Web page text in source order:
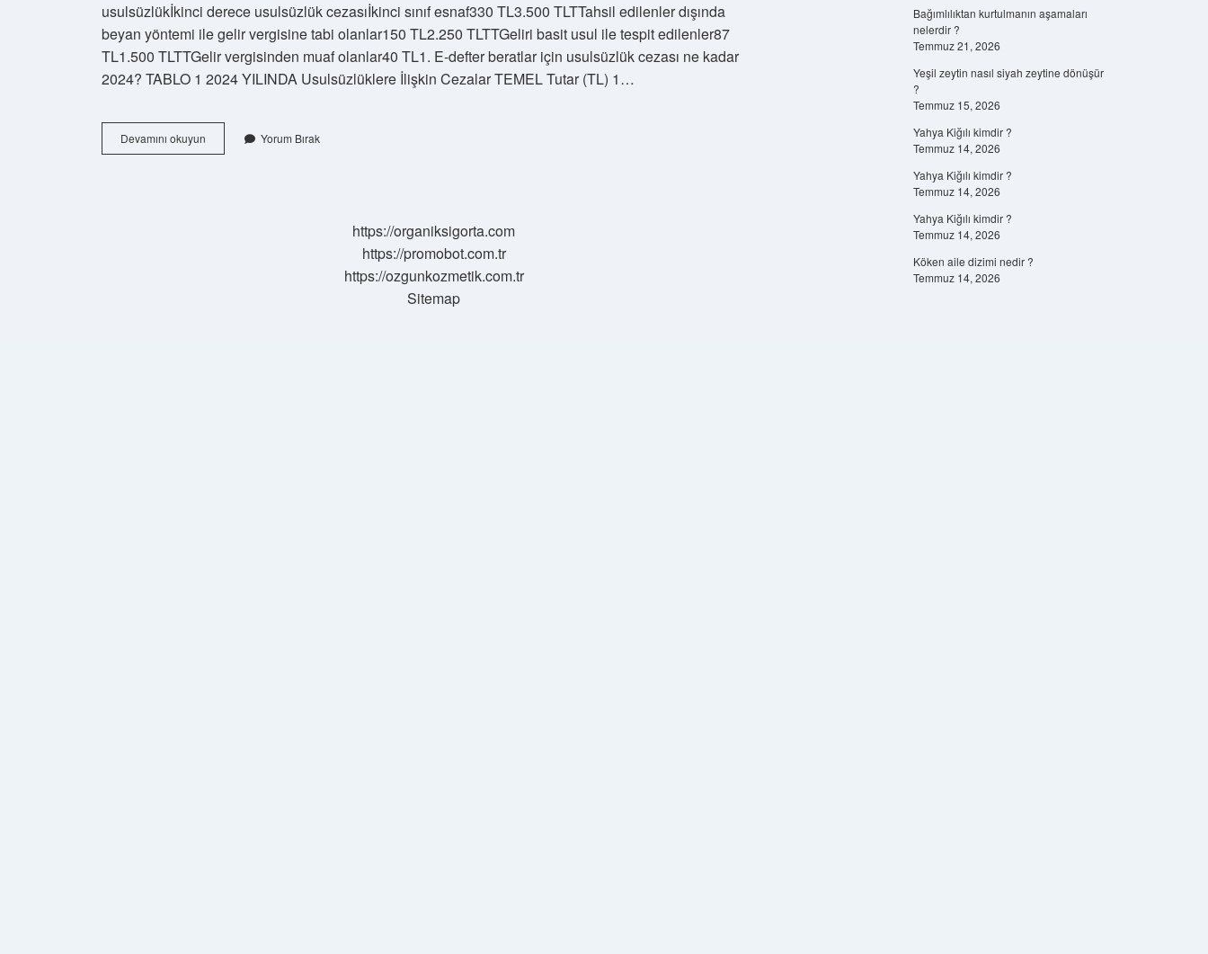
usulsüzlükİkinci derece usulsüzlük cezasıİkinci sınıf esnaf330 TL3.500 TLTTahsil edilenler dışında
beyan yöntemi ile gelir vergisine tabi olanlar150 TL2.250 TLTTGeliri basit usul ile tespit edilenler87
TL1.500 TLTTGelir vergisinden muaf olanlar40 TL1. E-defter beratlar için usulsüzlük cezası ne kadar
2024? TABLO 1 2024 YILINDA Usulsüzlüklere İlişkin Cezalar TEMEL Tutar (TL) 1…
Devamını okuyun Usulsüzlük
Cezası
Yorum Bırak
https://organiksigorta.com
https://promobot.com.tr
https://ozgunkozmetik.com.tr
Sitemap
Bağımlılıktan kurtulmanın aşamaları
nelerdir ?
Temmuz 21, 2026
Yeşil zeytin nasıl siyah zeytine dönüşür
?
Temmuz 15, 2026
Yahya Kiğılı kimdir ?
Temmuz 14, 2026
Yahya Kiğılı kimdir ?
Temmuz 14, 2026
Yahya Kiğılı kimdir ?
Temmuz 14, 2026
Köken aile dizimi nedir ?
Temmuz 14, 2026